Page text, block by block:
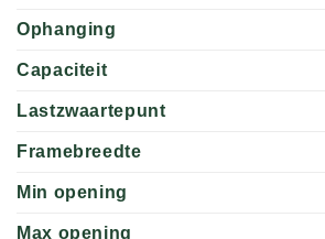
Ophanging
Capaciteit
Lastzwaartepunt
Framebreedte
Min opening
Max opening